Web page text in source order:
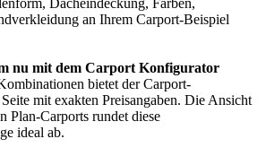
Dacheindeckung, Farben,
an Ihrem Carport-Beispiel
nu mit dem Carport Konfigurator
bietet der Carport-
mit exakten Preisangaben. Die Ansicht
Plan-Carports rundet diese
ideal ab.